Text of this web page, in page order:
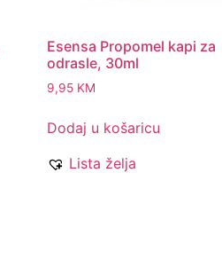
Esensa Propomel kapi za
odrasle, 30ml
9,95 KM
Dodaj u košaricu
Lista želja